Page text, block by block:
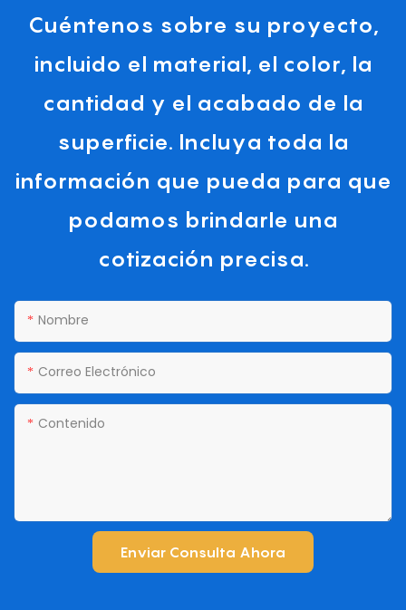
Cuéntenos sobre su proyecto,
incluido el material, el color, la
cantidad y el acabado de la
superficie. Incluya toda la
información que pueda para que
podamos brindarle una
cotización precisa.
Nombre
Correo Electrónico
Contenido
Enviar Consulta Ahora